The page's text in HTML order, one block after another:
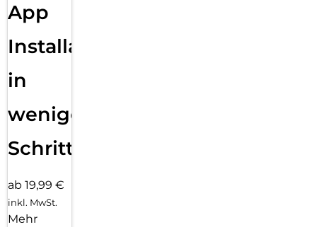
App
Installation
in
wenigen
Schritten
ab 19,99 €
inkl. MwSt.
Mehr